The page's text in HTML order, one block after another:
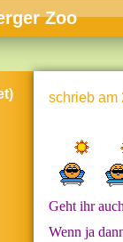
Zoo
schrieb am
Geht ihr
Wenn ja